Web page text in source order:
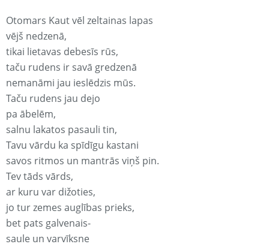
Otomars Kaut vēl zeltainas lapas
vējš nedzenā,
tikai lietavas debesīs rūs,
taču rudens ir savā gredzenā
nemanāmi jau ieslēdzis mūs.
Taču rudens jau dejo
pa ābelēm,
salnu lakatos pasauli tin,
Tavu vārdu ka spīdīgu kastani
savos ritmos un mantrās viņš pin.
Tev tāds vārds,
ar kuru var dižoties,
jo tur zemes auglības prieks,
bet pats galvenais-
saule un varvīksne